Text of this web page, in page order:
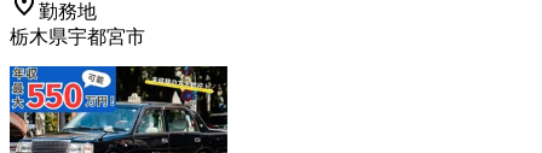
勤務地
栃木県宇都宮市